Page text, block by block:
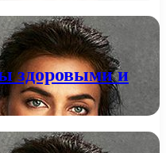
здоровыми и